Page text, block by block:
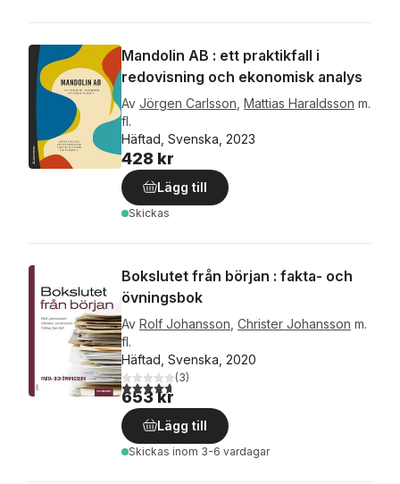
Mandolin AB : ett praktikfall i
redovisning och ekonomisk analys
Av Jörgen Carlsson Mattias Haraldsson m.
fl.
Häftad, Svenska, 2023
428 kr
Lägg till
Skickas
Bokslutet från början : fakta- och
övningsbok
Av Rolf Johansson Christer Johansson m.
fl.
Häftad, Svenska, 2020
4,7utav 5 stjärnor. Totalt antal röster:
(3)
653 kr
Lägg till
Skickas inom 3-6 vardagar